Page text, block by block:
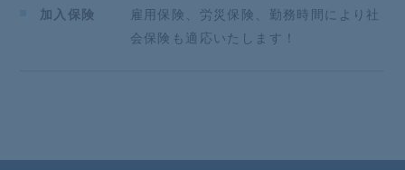
加入保険
雇用保険、労災保険、勤務時間により社
会保険も適応いたします！